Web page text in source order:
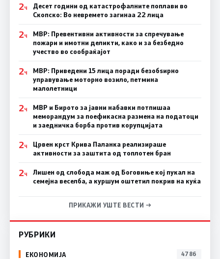
2Ч
Десет години од катастрофалните поплави во
Скопско: Во невремето загинаа 22 лица
2Ч
МВР: Превентивни активности за спречување
пожари и имотни деликти, како и за безбедно
учество во сообраќајот
2Ч
МВР: Приведени 15 лица поради безобѕирно
управување моторно возило, петмина
малолетници
2Ч
МВР и Бирото за јавни набавки потпишаа
меморандум за поефикасна размена на податоци
и заедничка борба против корупцијата
2Ч
Црвен крст Крива Паланка реализираше
активности за заштита од топлотен бран
2Ч
Лишен од слобода маж од Боговиње кој пукал на
семејна веселба, а куршум оштетил покрив на куќа
ПРИКАЖИ УШТЕ ВЕСТИ →
РУБРИКИ
ЕКОНОМИЈА 4786